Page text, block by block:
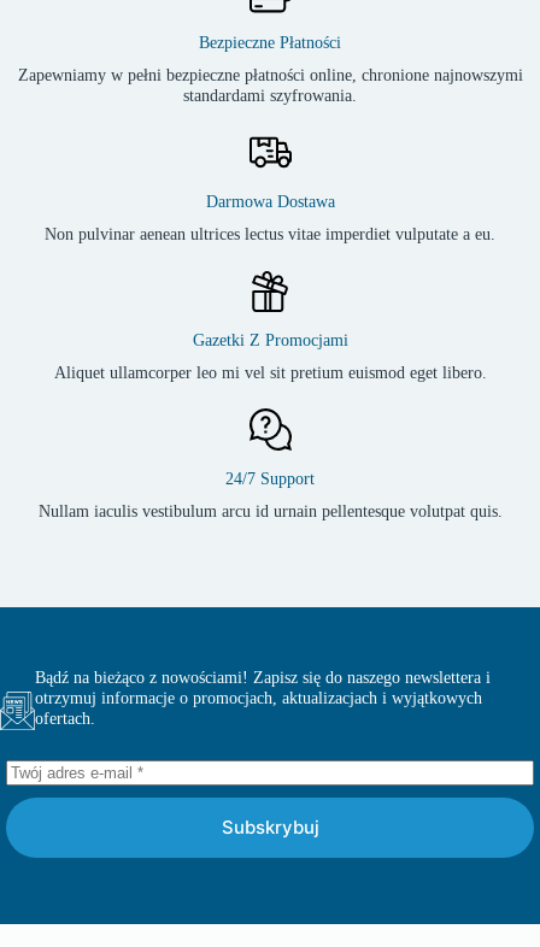
Bezpieczne Płatności
Zapewniamy w pełni bezpieczne płatności online, chronione najnowszymi
standardami szyfrowania.
Darmowa Dostawa
Non pulvinar aenean ultrices lectus vitae imperdiet vulputate a eu.
Gazetki Z Promocjami
Aliquet ullamcorper leo mi vel sit pretium euismod eget libero.
24/7 Support
Nullam iaculis vestibulum arcu id urnain pellentesque volutpat quis.
Bądź na bieżąco z nowościami! Zapisz się do naszego newslettera i
otrzymuj informacje o promocjach, aktualizacjach i wyjątkowych
ofertach.
Subskrybuj